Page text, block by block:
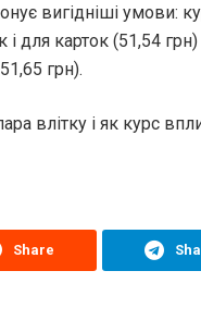
вигідніші умови:
і для карток (51,54
грн).
влітку і як курс
Share